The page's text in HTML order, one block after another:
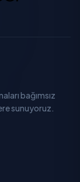
bağımsız
sunuyoruz.